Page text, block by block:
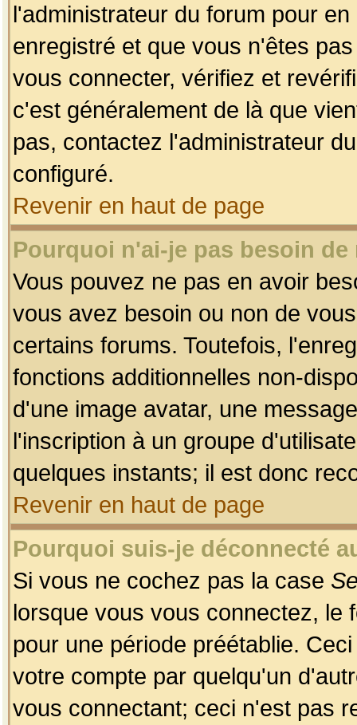
l'administrateur du forum pour
enregistré et que vous n'êtes
vous connecter, vérifiez et
c'est généralement de là que
pas, contactez l'administrateur
configuré.
Revenir en haut de page
Pourquoi n'ai-je pas besoin
Vous pouvez ne pas en avoir
vous avez besoin ou non de
certains forums. Toutefois,
fonctions additionnelles non-
d'une image avatar, une
l'inscription à un groupe
quelques instants; il est donc
Revenir en haut de page
Pourquoi suis-je déconnecté
Si vous ne cochez pas la case
lorsque vous vous connectez, le
pour une période préétablie.
votre compte par quelqu'un
vous connectant; ceci n'est pas